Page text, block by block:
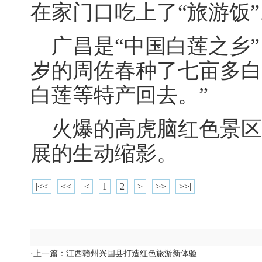
在家门口吃上了“旅游饭
广昌是“中国白莲之乡
岁的周佐春种了七亩多
白莲等特产回去。”
火爆的高虎脑红色景
展的生动缩影。
|<< << < 1 2 > >> >>|
·上一篇： 江西赣州兴国县打造红色旅游新体验